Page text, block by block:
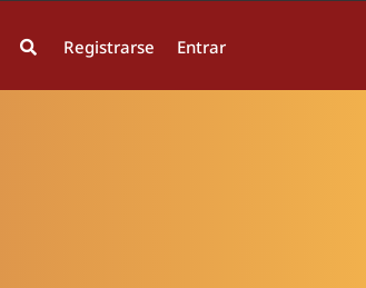
Registrarse Entrar